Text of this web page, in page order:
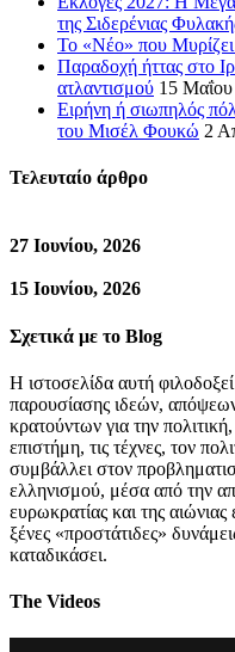
της Σιδερένιας
Το «Νέο» που
Παραδοχή ήττας στο
ατλαντισμού 15
Ειρήνη ή σιωπηλός
του Μισέλ Φουκώ 2
Τελευταίο άρθρο
27 Ιουνίου, 2026
15 Ιουνίου, 2026
Σχετικά με το Blog
Η ιστοσελίδα αυτή
παρουσίασης ιδεών,
κρατούντων για την
επιστήμη, τις τέχνες, τον
συμβάλλει στον
ελληνισμού, μέσα από την
ευρωκρατίας και της
ξένες «προστάτιδες»
καταδικάσει.
The Videos